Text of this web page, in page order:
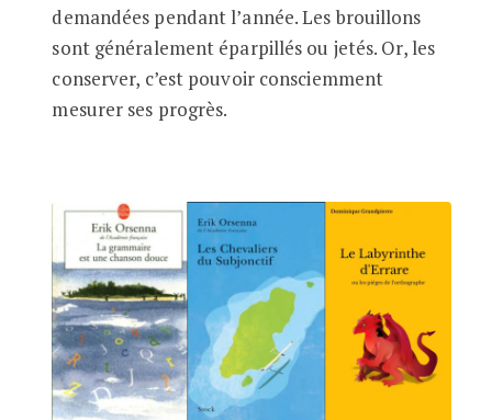
demandées pendant l’année. Les brouillons
sont généralement éparpillés ou jetés. Or, les
conserver, c’est pouvoir consciemment
mesurer ses progrès.